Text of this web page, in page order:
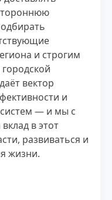
и строгим
вектор
и
— и мы с
в этот
развиваться и
жизни.